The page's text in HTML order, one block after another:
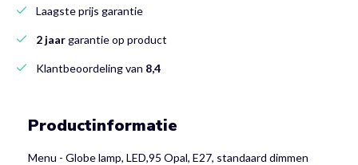
Laagste prijs garantie
2 jaargarantie op product
Klantbeoordeling van 8,4
Productinformatie
Menu - Globe lamp, LED,95 Opal, E27, standaard dimmen